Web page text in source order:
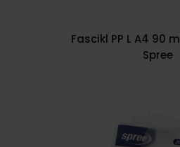
Fascikl PP L A4 90
Spree